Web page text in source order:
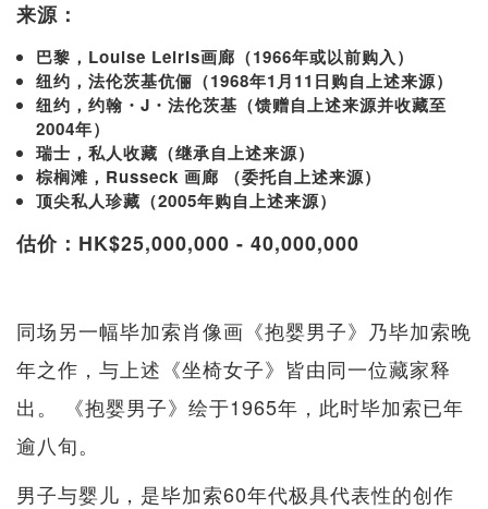
来源：
巴黎，Louise Leiris画廊（1966年或以前购入）
纽约，法伦茨基伉俪（1968年1月11日购自上述来源）
纽约，约翰・J・法伦茨基（馈赠自上述来源并收藏至
2004年）
瑞士，私人收藏（继承自上述来源）
棕榈滩，Russeck 画廊 （委托自上述来源）
顶尖私人珍藏（2005年购自上述来源）
估价：HK$25,000,000 - 40,000,000
同场另一幅毕加索肖像画《抱婴男子》乃毕加索晚
年之作，与上述《坐椅女子》皆由同一位藏家释
出。 《抱婴男子》绘于1965年，此时毕加索已年
逾八旬。
男子与婴儿，是毕加索60年代极具代表性的创作